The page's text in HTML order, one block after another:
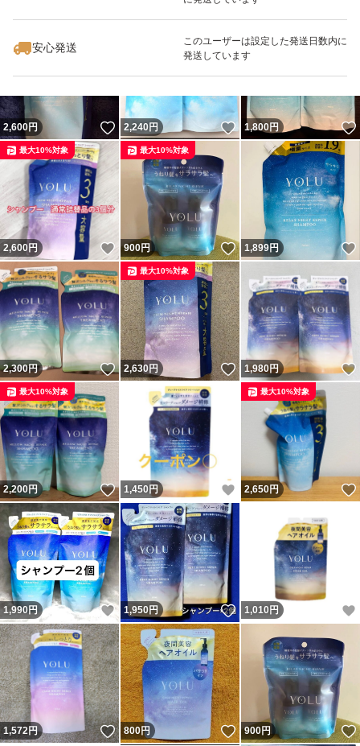
安心発送
このユーザーは設定した発送日数内に
発送しています
いいね！
2,240
2,600円 いいね！
2,240円 いいね！
1,800円
2,600円 いいね！
最大10%対象
900円 いいね！
最大10%対象
1,899円
2,300円 いいね！
2,630円 いいね！
最大10%対象
1,980円
2,200円 いいね！
最大10%対象
1,450 円 いいね！
2,650円
最大10%対象
1,990円 いいね！
1,950円 いいね！
1,010 円
1,572円 いいね！
800円 いいね！
900円